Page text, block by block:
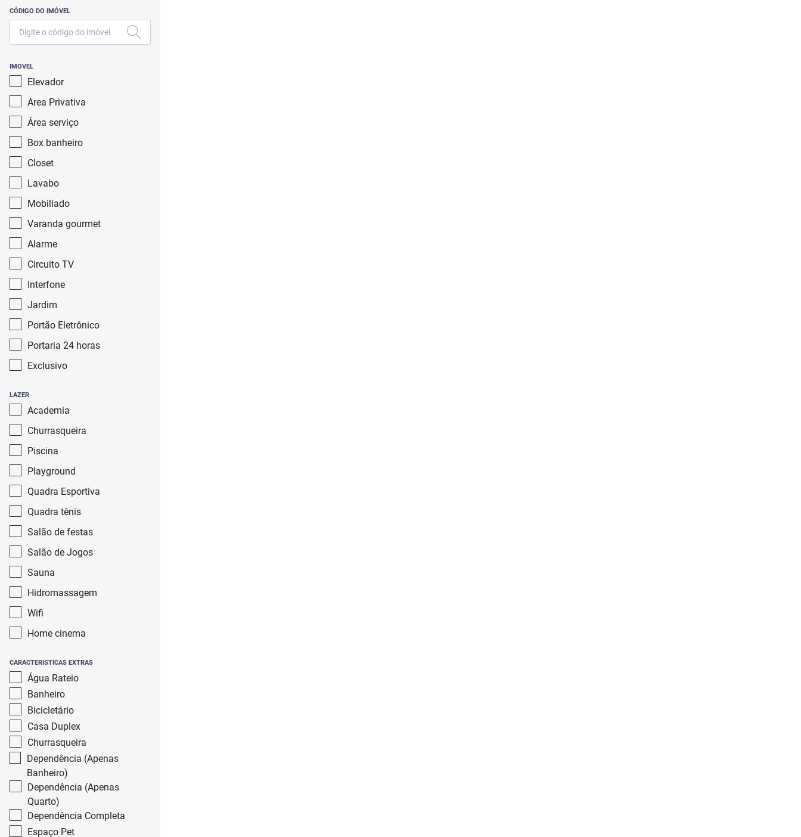
CÓDIGO DO IMÓVEL
IMOVEL
Elevador
Area Privativa
Área serviço
Box banheiro
Closet
Lavabo
Mobiliado
Varanda gourmet
Alarme
Circuito TV
Interfone
Jardim
Portão Eletrônico
Portaria 24 horas
Exclusivo
LAZER
Academia
Churrasqueira
Piscina
Playground
Quadra Esportiva
Quadra tênis
Salão de festas
Salão de Jogos
Sauna
Hidromassagem
Wifi
Home cinema
CARACTERISTICAS EXTRAS
Água Rateio
Banheiro
Bicicletário
Casa Duplex
Churrasqueira
Dependência (Apenas
Banheiro)
Dependência (Apenas
Quarto)
Dependência Completa
Espaço Pet